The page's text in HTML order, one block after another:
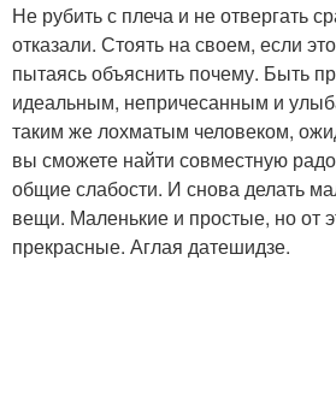
Не рубить с плеча и не отвергать
отказали. Стоять на своем, если
пытаясь объяснить почему. Быть
идеальным, непричесанным и
таким же лохматым человеком,
вы сможете найти совместную
общие слабости. И снова делать
вещи. Маленькие и простые, но от
прекрасные. Аглая датешидзе.